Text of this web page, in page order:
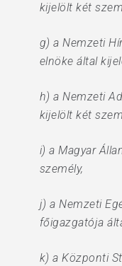
kijelölt két
g) a Nemzeti
elnöke által
h) a Nemzeti
kijelölt két
i) a Magyar
személy,
j) a Nemzeti
főigazgatója
k) a Központi